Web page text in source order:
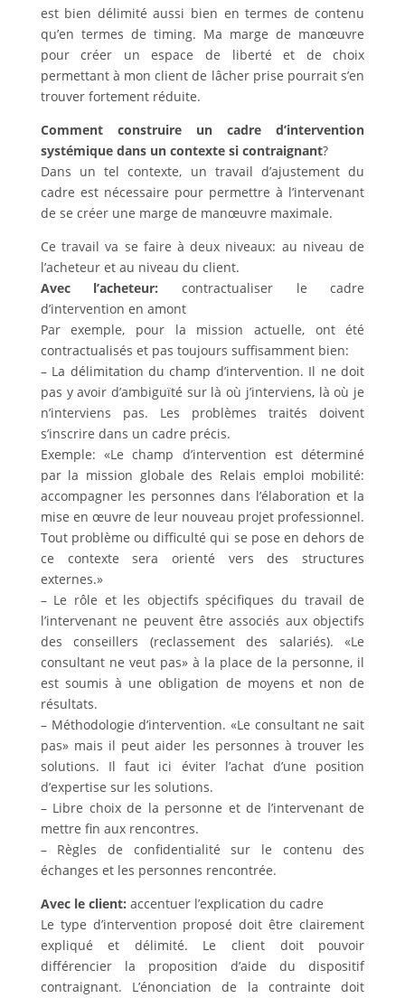
est bien délimité aussi bien en termes de contenu
qu’en termes de timing. Ma marge de manœuvre
pour créer un espace de liberté et de choix
permettant à mon client de lâcher prise pourrait s’en
trouver fortement réduite.
Comment construire un cadre d’intervention
systémique dans un contexte si contraignant?
Dans un tel contexte, un travail d’ajustement du
cadre est nécessaire pour permettre à l’intervenant
de se créer une marge de manœuvre maximale.
Ce travail va se faire à deux niveaux: au niveau de
l’acheteur et au niveau du client.
Avec l’acheteur: contractualiser le cadre
d’intervention en amont
Par exemple, pour la mission actuelle, ont été
contractualisés et pas toujours suffisamment bien:
– La délimitation du champ d’intervention. Il ne doit
pas y avoir d’ambiguïté sur là où j’interviens, là où je
n’interviens pas. Les problèmes traités doivent
s’inscrire dans un cadre précis.
Exemple: «Le champ d’intervention est déterminé
par la mission globale des Relais emploi mobilité:
accompagner les personnes dans l’élaboration et la
mise en œuvre de leur nouveau projet professionnel.
Tout problème ou difficulté qui se pose en dehors de
ce contexte sera orienté vers des structures
externes.»
– Le rôle et les objectifs spécifiques du travail de
l’intervenant ne peuvent être associés aux objectifs
des conseillers (reclassement des salariés). «Le
consultant ne veut pas» à la place de la personne, il
est soumis à une obligation de moyens et non de
résultats.
– Méthodologie d’intervention. «Le consultant ne sait
pas» mais il peut aider les personnes à trouver les
solutions. Il faut ici éviter l’achat d’une position
d’expertise sur les solutions.
– Libre choix de la personne et de l’intervenant de
mettre fin aux rencontres.
– Règles de confidentialité sur le contenu des
échanges et les personnes rencontrée.
Avec le client: accentuer l’explication du cadre
Le type d’intervention proposé doit être clairement
expliqué et délimité. Le client doit pouvoir
différencier la proposition d’aide du dispositif
contraignant. L’énonciation de la contrainte doit